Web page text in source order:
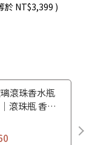
於NT$3,399 )
滾珠香水瓶
滾珠瓶 香水
瓶